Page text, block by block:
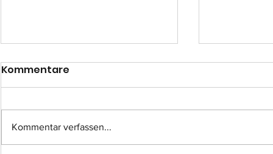
Einsatz-Nr.: 057
Kommentare
Kommentar verfassen...